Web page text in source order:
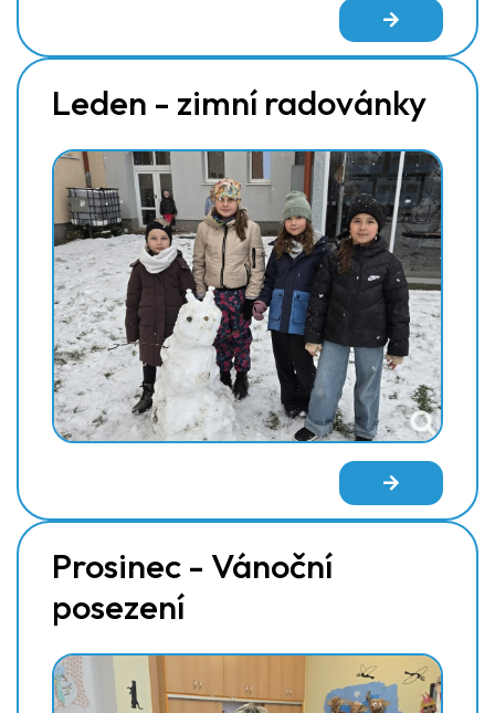
Leden - zimní radovánky
Prosinec - Vánoční
posezení